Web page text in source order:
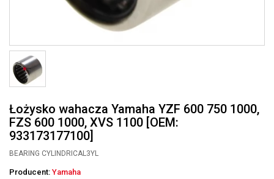
Łożysko wahacza Yamaha YZF 600 750 1000,
FZS 600 1000, XVS 1100 [OEM:
933173177100]
BEARING CYLINDRICAL3YL
Producent: Yamaha